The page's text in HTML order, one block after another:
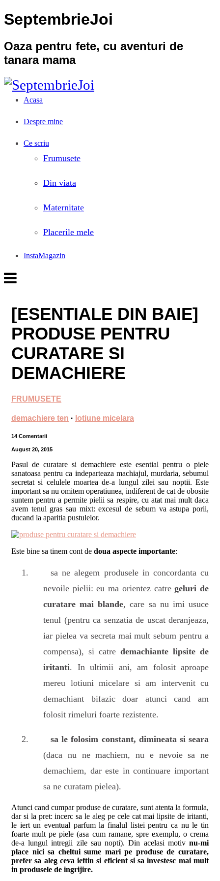
SeptembrieJoi
Oaza pentru fete, cu aventuri de
tanara mama
Acasa
Despre mine
Ce scriu
Frumusete
Din viata
Maternitate
Placerile mele
InstaMagazin
[ESENTIALE DIN BAIE]
PRODUSE PENTRU
CURATARE SI
DEMACHIERE
FRUMUSETE
demachiere ten · lotiune micelara
14 Comentarii
August 20, 2015
Pasul de curatare si demachiere este esential pentru o piele
sanatoasa pentru ca indeparteaza machiajul, murdaria, sebumul
secretat si celulele moartea de-a lungul zilei sau noptii. Este
important sa nu omitem operatiunea, indiferent de cat de obosite
suntem pentru a permite pielii sa respire, cu atat mai mult daca
avem tenul gras sau mixt: excesul de sebum va astupa porii,
ducand la aparitia pustulelor.
Este bine sa tinem cont de doua aspecte importante:
sa ne alegem produsele in concordanta cu
nevoile pielii: eu ma orientez catregeluri de
curatare mai blande, care sa nu imi usuce
tenul (pentru ca senzatia de uscat deranjeaza,
iar pielea va secreta mai mult sebum pentru a
compensa), si catre demachiante lipsite de
iritanti. In ultimii ani, am folosit aproape
mereu lotiuni micelare si am intervenit cu
demachiant bifazic doar atunci cand am
folosit rimeluri foarte rezistente.
sa le folosim constant, dimineata si seara
(daca nu ne machiem, nu e nevoie sa ne
demachiem, dar este in continuare important
sa ne curatam pielea).
Atunci cand cumpar produse de curatare, sunt atenta la formula,
dar si la pret: incerc sa le aleg pe cele cat mai lipsite de iritanti,
le iert un eventual parfum la finalul listei pentru ca nu le tin
foarte mult pe piele (asa cum ramane, spre exemplu, o crema
de-a lungul intregii zile sau nopti). Din acelasi motiv nu-mi
place nici sa cheltui sume mari pe produse de curatare,
prefer sa aleg ceva ieftin si eficient si sa investesc mai mult
in produsele de ingrijire.